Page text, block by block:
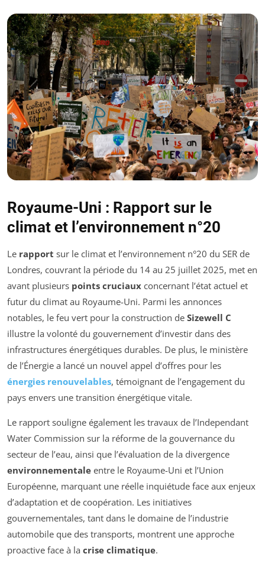
Royaume-Uni : Rapport sur le
climat et l’environnement n°20
Le rapport sur le climat et l’environnement n°20 du SER de
Londres, couvrant la période du 14 au 25 juillet 2025, met en
avant plusieurs points cruciaux concernant l’état actuel et
futur du climat au Royaume-Uni. Parmi les annonces
notables, le feu vert pour la construction de Sizewell C
illustre la volonté du gouvernement d’investir dans des
infrastructures énergétiques durables. De plus, le ministère
de l’Énergie a lancé un nouvel appel d’offres pour les
énergies renouvelables, témoignant de l’engagement du
pays envers une transition énergétique vitale.
Le rapport souligne également les travaux de l’Independant
Water Commission sur la réforme de la gouvernance du
secteur de l’eau, ainsi que l’évaluation de la divergence
environnementale entre le Royaume-Uni et l’Union
Européenne, marquant une réelle inquiétude face aux enjeux
d’adaptation et de coopération. Les initiatives
gouvernementales, tant dans le domaine de l’industrie
automobile que des transports, montrent une approche
proactive face à la crise climatique.